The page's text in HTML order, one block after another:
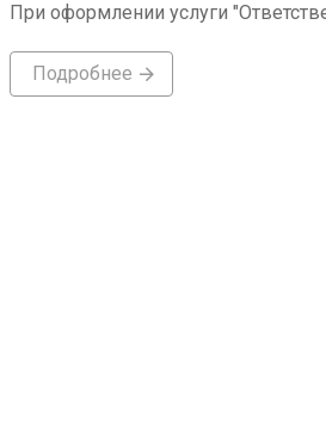
При оформлении услуги
Подробнее